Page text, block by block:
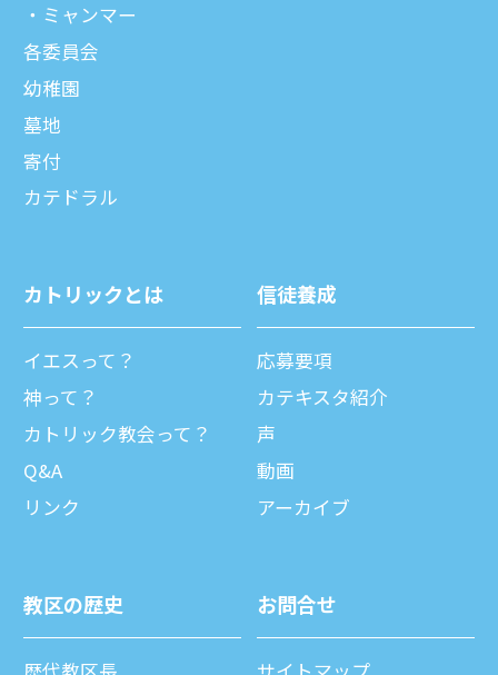
ミャンマー
各委員会
幼稚園
墓地
寄付
カテドラル
カトリックとは
イエスって？
神って？
カトリック教会って？
Q&A
リンク
信徒養成
応募要項
カテキスタ紹介
声
動画
アーカイブ
教区の歴史 お問合せ